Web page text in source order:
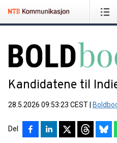
Kandidatene til
28.5.2026 09:53:23 CEST
Del